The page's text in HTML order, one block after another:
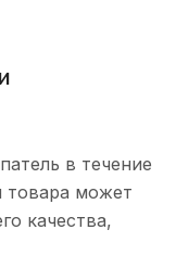
в течение
товара может
качества,